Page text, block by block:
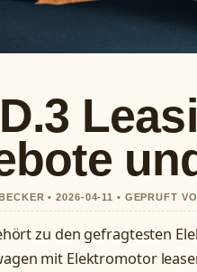
• 2026-04-11 • GEPRUFT
zu den gefragtesten
mit Elektromotor